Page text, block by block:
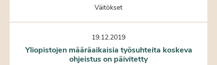
Väitökset
19.12.2019
Yliopistojen määräaikaisia työsuhteita koskeva
ohjeistus on päivitetty